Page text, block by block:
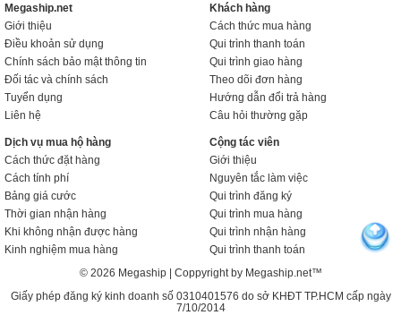
Megaship.net
Giới thiệu
Điều khoản sử dụng
Chính sách bảo mật thông tin
Đối tác và chính sách
Tuyển dụng
Liên hệ
Khách hàng
Cách thức mua hàng
Qui trình thanh toán
Qui trình giao hàng
Theo dõi đơn hàng
Hướng dẫn đổi trả hàng
Câu hỏi thường gặp
Dịch vụ mua hộ hàng
Cách thức đặt hàng
Cách tính phí
Bảng giá cước
Thời gian nhận hàng
Khi không nhận được hàng
Kinh nghiệm mua hàng
Cộng tác viên
Giới thiệu
Nguyên tắc làm việc
Qui trình đăng ký
Qui trình mua hàng
Qui trình nhận hàng
Qui trình thanh toán
© 2026 Megaship | Coppyright by Megaship.net™
Giấy phép đăng ký kinh doanh số 0310401576 do sở KHĐT TP.HCM cấp ngày
7/10/2014